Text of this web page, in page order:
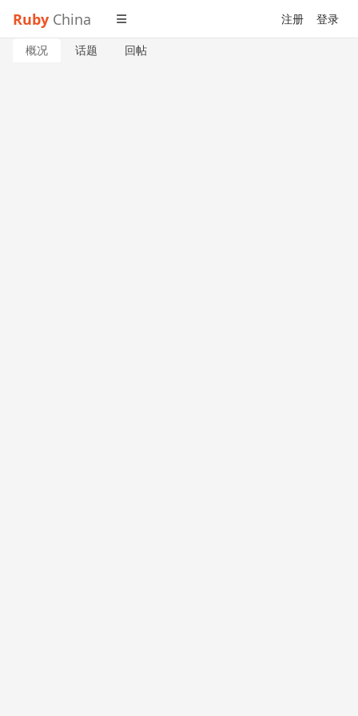
Ruby China 注册 登录
概况 话题 回帖